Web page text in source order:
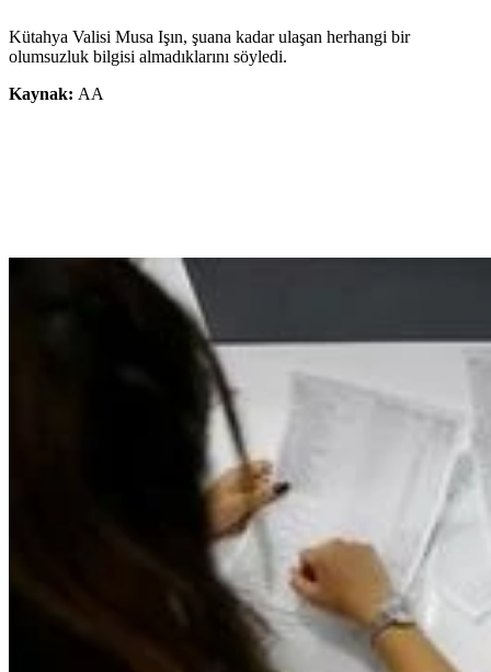
Kütahya Valisi Musa Işın, şuana kadar ulaşan herhangi bir
olumsuzluk bilgisi almadıklarını söyledi.
Kaynak: AA